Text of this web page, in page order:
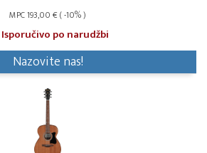
MPC 193,00 € ( -10% )
Isporučivo po narudžbi
Nazovite nas!